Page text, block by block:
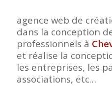
agence web de
dans la conception
professionnels à
et réalise la
les entreprises, les
associations, etc…